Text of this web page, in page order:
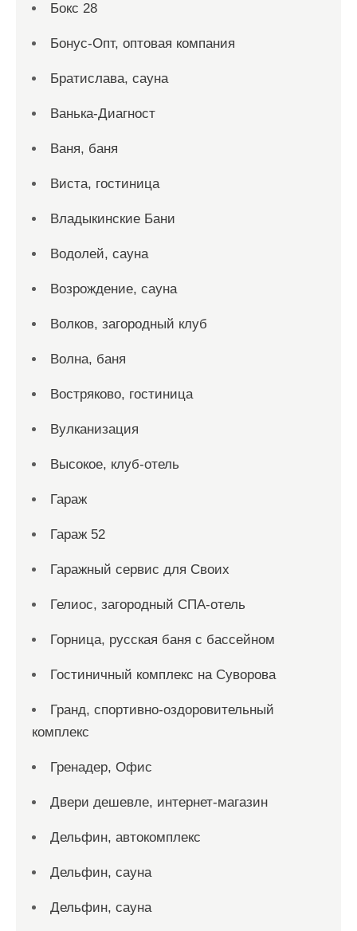
Бокс 28
Бонус-Опт, оптовая компания
Братислава, сауна
Ванька-Диагност
Ваня, баня
Виста, гостиница
Владыкинские Бани
Водолей, сауна
Возрождение, сауна
Волков, загородный клуб
Волна, баня
Востряково, гостиница
Вулканизация
Высокое, клуб-отель
Гараж
Гараж 52
Гаражный сервис для Своих
Гелиос, загородный СПА-отель
Горница, русская баня с бассейном
Гостиничный комплекс на Суворова
Гранд, спортивно-оздоровительный
комплекс
Гренадер, Офис
Двери дешевле, интернет-магазин
Дельфин, автокомплекс
Дельфин, сауна
Дельфин, сауна